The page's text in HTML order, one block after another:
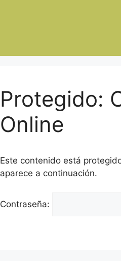
Protegido:
Online
Este contenido está
aparece a continuación.
Contraseña: